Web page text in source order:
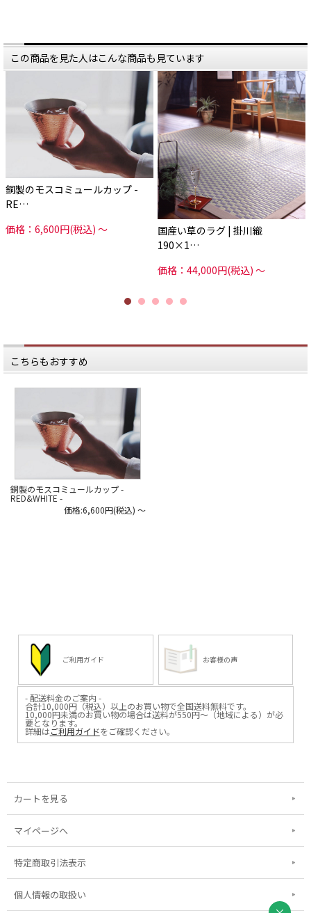
心地いい飲みごこち。また末広がり
に大きく開いた
飲み口は、 飲み物がよく見え、より
美味しさを
感じることができるよう工夫されて
そんなカップとしての機能はもちろ
んのこと、
内側と外側で「紅白」トーンと
逆さにして置くと「末広がり型」に
まさに「縁起の良いデザイン」のこ
見た目にも美しく、飲み心地も最高
なので、
ご自宅用にはもちろんのこと、
贈り物にも最適です。
素敵なコーヒータイムのプレゼン
ト。
▶︎詳細は、商品画像リンクからご覧
#日本いいもの屋 #丁寧な暮らし #通
販サイト #ECサイト #雑貨店 #オンラ
インショップ #伝統工芸 #贈り物 #引
#madeinjapan #コーヒーカップ #縁
起物 #結婚祝い #内祝い #新築祝い #
父の日 #母の日 #アイスコーヒー
#REDANDWHITE #紅白 #末広がり #
#日本いいもの屋 #丁寧な暮らし #通
販サイト #ECサイト #雑貨店 #オンラ
インショップ #伝統工芸 #贈り物 #引
き出物 #ギフト #日本製
#madeinjapan #コーヒーカップ #縁
起物 #結婚祝い #内祝い #新築祝い #
父の日 #母の日 #アイスコーヒー
#REDANDWHITE #紅白 #末広がり #
燕三条
この商品を見た人はこんな商品も見ています
銅製のモスコミュールカップ -
RE…
価格：6,600円(税込)～
国産い草のラグ | 掛川織
190×1…
価格：44,000円(税込)～
こちらもおすすめ
銅製のモスコミュールカップ -
RED&WHITE -
価格:6,600円(税込) ～
ご利用ガイド お客様の声
- 配送料金のご案内 -
合計10,000円（税込）以上のお買い物で全国送料無料です。
10,000円未満のお買い物の場合は送料が550円～（地域による）が必
要となります。
詳細はご利用ガイドをご確認ください。
カートを見る
マイページへ
特定商取引法表示
個人情報の取扱い